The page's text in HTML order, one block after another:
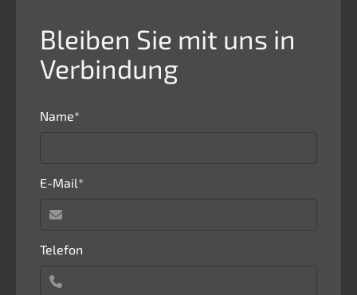
Bleiben Sie mit uns in
Verbindung
Pflichtfeld
Name*
Pflichtfeld
E-Mail*
Telefon